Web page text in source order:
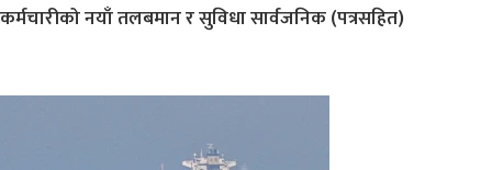
कर्मचारीको नयाँ तलबमान र सुविधा सार्वजनिक (पत्रसहित)